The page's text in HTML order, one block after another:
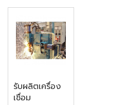
รับผลิตเครื่อง
เชื่อม